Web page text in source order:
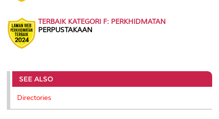
TERBAIK KATEGORI F: PERKHIDMATAN
PERPUSTAKAAN
SEE ALSO
Directories